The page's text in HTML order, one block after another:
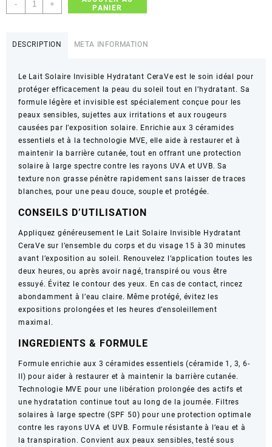
-
de
Sunscreen
–
Protection
Solaire
Hydratante
Invisible
–
177ml
+
PANIER
DESCRIPTION META INFORMATION
Le Lait Solaire Invisible Hydratant CeraVe est le soin idéal pour
protéger efficacement la peau du soleil tout en l’hydratant. Sa
formule légère et invisible est spécialement conçue pour les
peaux sensibles, sujettes aux irritations et aux rougeurs
causées par l’exposition solaire. Enrichie aux 3 céramides
essentiels et à la technologie MVE, elle aide à restaurer et à
maintenir la barrière cutanée, tout en offrant une protection
solaire à large spectre contre les rayons UVA et UVB. Sa
texture non grasse pénètre rapidement sans laisser de traces
blanches, pour une peau douce, souple et protégée.
CONSEILS D’UTILISATION
Appliquez généreusement le Lait Solaire Invisible Hydratant
CeraVe sur l’ensemble du corps et du visage 15 à 30 minutes
avant l’exposition au soleil. Renouvelez l’application toutes les
deux heures, ou après avoir nagé, transpiré ou vous être
essuyé. Évitez le contour des yeux. En cas de contact, rincez
abondamment à l’eau claire. Même protégé, évitez les
expositions prolongées et les heures d’ensoleillement
maximal.
INGREDIENTS & FORMULE
Formule enrichie aux 3 céramides essentiels (céramide 1, 3, 6-
II) pour aider à restaurer et à maintenir la barrière cutanée.
Technologie MVE pour une libération prolongée des actifs et
une hydratation continue tout au long de la journée. Filtres
solaires à large spectre (SPF 50) pour une protection optimale
contre les rayons UVA et UVB. Formule résistante à l’eau et à
la transpiration. Convient aux peaux sensibles, testé sous